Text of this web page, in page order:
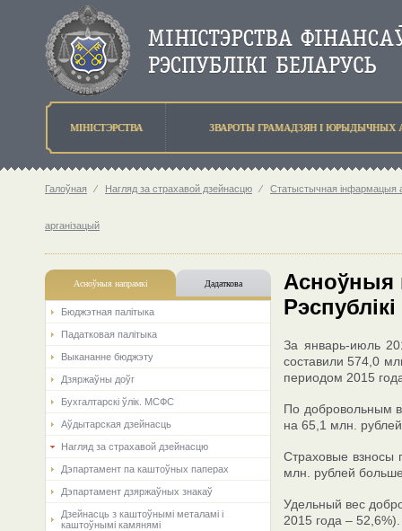
МIНIСТЭРСТВА ЗВАРОТЫ ГРАМАДЗЯН I ЮРЫДЫЧНЫХ
Галоўная ⁄ Нагляд за страхавой дзейнасцю ⁄ Статыстычная інфармацыя
арганізацый
Асноўныя напрамкi Дадаткова
Бюджэтная палiтыка
Падатковая палітыка
Выкананне бюджэту
Дзяржаўны доўг
Бухгалтарскі ўлік. МСФС
Аўдытарская дзейнасць
Нагляд за страхавой дзейнасцю
Дэпартамент па каштоўных паперах
Дэпартамент дзяржаўных знакаў
Дзейнасць з каштоўнымі металамі і
каштоўнымі камянямі
Асноўныя
За январь-июль
составили 574,0
периодом 2015
По добровольным
на 65,1 млн.
Страховые взносы
млн. рублей
Удельный вес
2015 года – 52,6%).